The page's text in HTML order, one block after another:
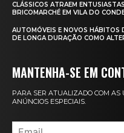
CLÁSSICOS ATRAEM
BRICOMARCHÉ EM VILA DO
AUTOMÓVEIS E NOVOS HÁBITOS
DE LONGA DURAÇÃO COMO
MANTENHA-SE EM
PARA SER ATUALIZADO COM AS
ANÚNCIOS ESPECIAIS.